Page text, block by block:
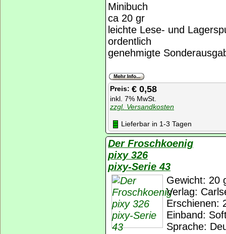
Minibuch
ca 20 gr
leichte Lese- und
ordentlich
genehmigte
Preis: € 0,58
inkl. 7% MwSt.
zzgl. Versandkosten
Lieferbar in 1-3 Tagen
Der Froschkoenig
pixy 326
pixy-Serie 43
Gewicht: 20
Verlag:
Erschienen:
Einband:
Sprache: